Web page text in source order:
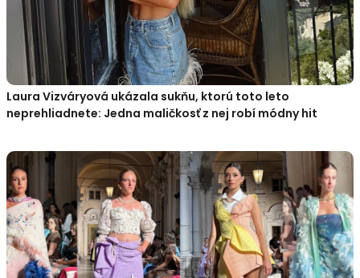
Laura Vizváryová ukázala sukňu, ktorú toto leto
neprehliadnete: Jedna maličkosť z nej robí módny hit